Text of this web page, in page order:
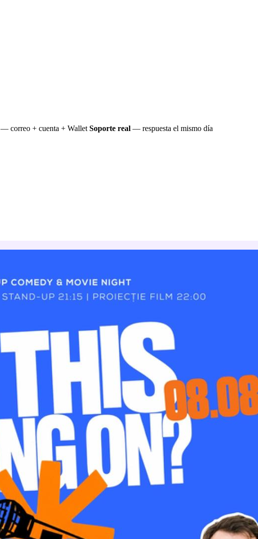
— correo + cuenta + Wallet Soporte real — respuesta el mismo día